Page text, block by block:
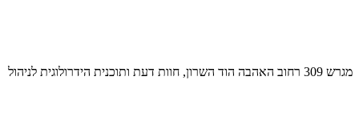
מגרש 309 רחוב האהבה הוד השרון, חוות דעת ותוכנית הידרולוגית לניהול